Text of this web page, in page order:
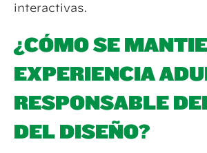
interactivas.
¿CÓMO SE
EXPERIENCIA
RESPONSABLE
DEL DISEÑO?